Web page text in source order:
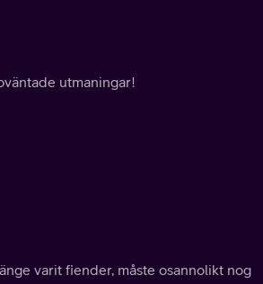
utmaningar!
varit fiender, måste osannolikt nog